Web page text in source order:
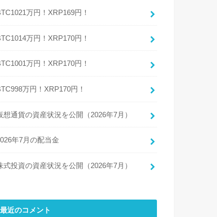
万円！XRP169円！
万円！XRP170円！
万円！XRP170円！
万円！XRP170円！
想通貨の資産状況を公開（2026年7月）
年7月の配当金
式投資の資産状況を公開（2026年7月）
最近のコメント